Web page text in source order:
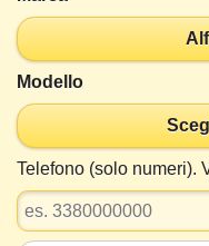
Modello
Telefono (solo numeri).